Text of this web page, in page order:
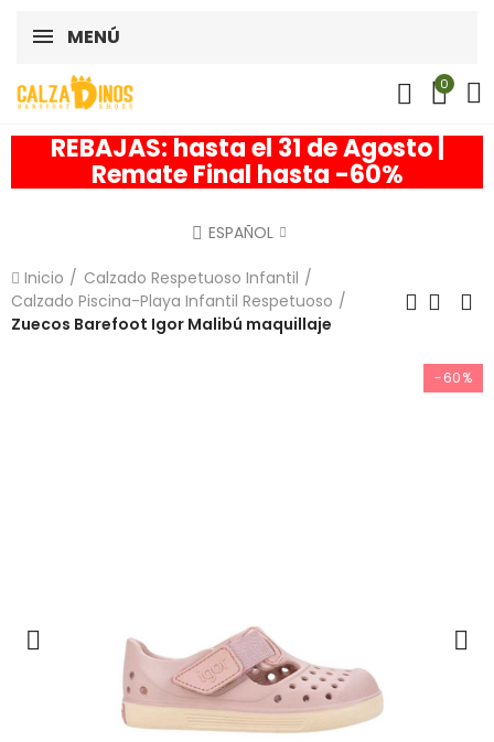
MENÚ
0
REBAJAS: hasta el 31 de Agosto |
Remate Final hasta -60%
ESPAÑOL
Inicio
Calzado Respetuoso Infantil
Calzado Piscina-Playa Infantil Respetuoso
Zuecos Barefoot Igor Malibú maquillaje
-60%